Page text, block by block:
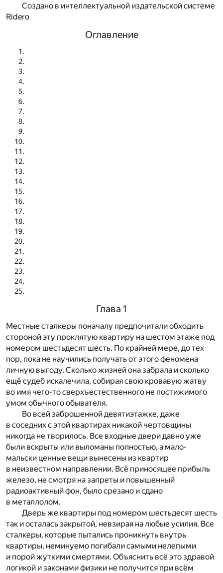
Создано в интеллектуальной издательской системе
Ridero
Оглавление
Глава 1
Местные сталкеры поначалу предпочитали обходить
стороной эту проклятую квартиру на шестом этаже под
номером шестьдесят шесть. По крайней мере, до тех
пор, пока не научились получать от этого феномена
личную выгоду. Сколько жизней она забрала и сколько
ещё судеб искалечила, собирая свою кровавую жатву
во имя чего-то сверхъестественного не постижимого
умом обычного обывателя.
Во всей заброшенной девятиэтажке, даже
в соседних с этой квартирах никакой чертовщины
никогда не творилось. Все входные двери давно уже
были вскрыты или выломаны полностью, а мало-
мальски ценные вещи вынесены из квартир
в неизвестном направлении. Всё приносящее прибыль
железо, не смотря на запреты и повышенный
радиоактивный фон, было срезано и сдано
в металлолом.
Дверь же квартиры под номером шестьдесят шесть
так и осталась закрытой, невзирая на любые усилия. Все
сталкеры, которые пытались проникнуть внутрь
квартиры, неминуемо погибали самыми нелепыми
и порой жуткими смертями. Объяснить всё это здравой
логикой и законами физики не получится при всём